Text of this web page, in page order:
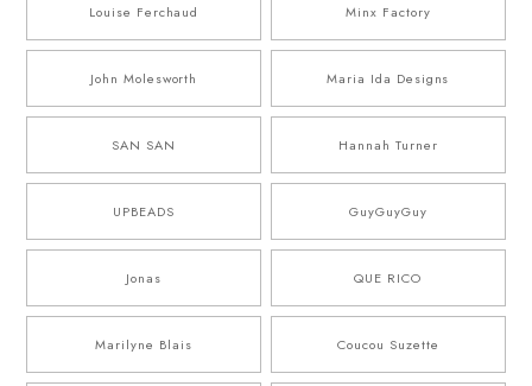
Louise Ferchaud Minx Factory
John Molesworth Maria Ida Designs
SAN SAN Hannah Turner
UPBEADS GuyGuyGuy
Jonas QUE RICO
Marilyne Blais Coucou Suzette